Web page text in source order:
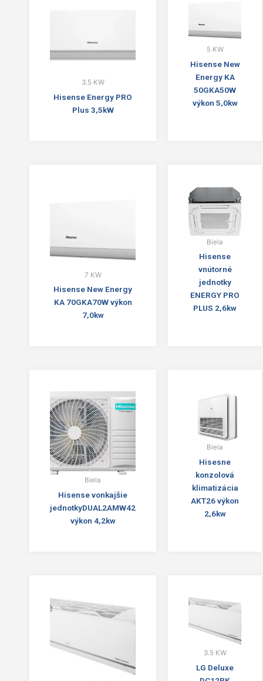
3.5 KW
Hisense Energy PRO
Plus 3,5kW
5 KW
Hisense New
Energy KA
50GKA50W
výkon 5,0kw
7 KW
Hisense New Energy
KA 70GKA70W výkon
7,0kw
Biela
Hisense
vnútorné
jednotky
ENERGY PRO
PLUS 2,6kw
Biela
Hisense vonkajšie
jednotkyDUAL2AMW42
výkon 4,2kw
Biela
Hisesne
konzolová
klimatizácia
AKT26 výkon
2,6kw
3.5 KW
LG Deluxe